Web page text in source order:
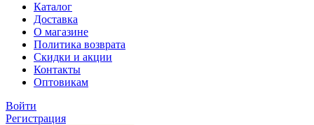
Каталог
Доставка
О магазине
Политика возврата
Скидки и акции
Контакты
Оптовикам
Войти
Регистрация